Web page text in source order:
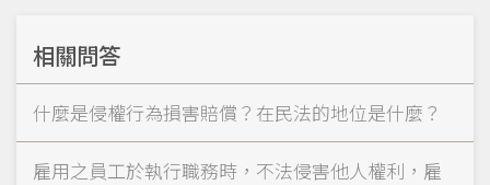
相關問答
什麼是侵權行為損害賠償？在民法的地位是什麼？
雇用之員工於執行職務時，不法侵害他人權利，雇